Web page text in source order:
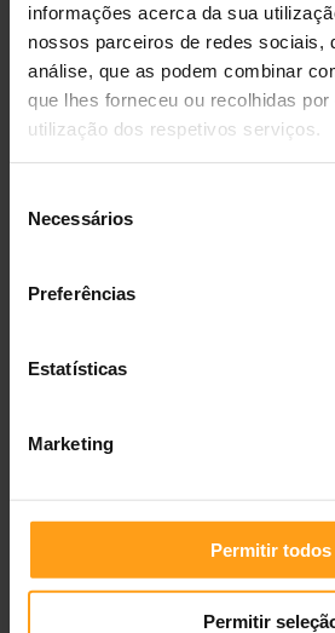
informações acerca da sua
nossos parceiros de redes sociais,
análise, que as podem combinar
que lhes forneceu ou recolhidas
utilização dos respetivos serviços.
Necessários
Preferências
Estatísticas
Marketing
Permitir todos
Permitir
Guia de alimentação (alimento
Orientações de
Peso do cão
Normal
medidor)
medidor)